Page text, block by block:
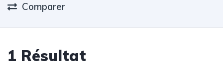
Comparer
1 Résultat